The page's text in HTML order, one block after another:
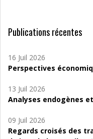
Publications récentes
16 Juil 2026
Perspectives
13 Juil 2026
Analyses endogènes et
09 Juil 2026
Regards croisés des